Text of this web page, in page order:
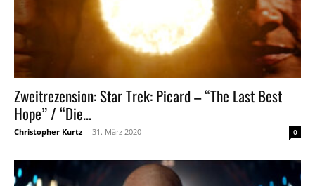
Zweitrezension: Star Trek: Picard – “The Last Best
Hope” / “Die...
Christopher Kurtz - 31. März 2020 0